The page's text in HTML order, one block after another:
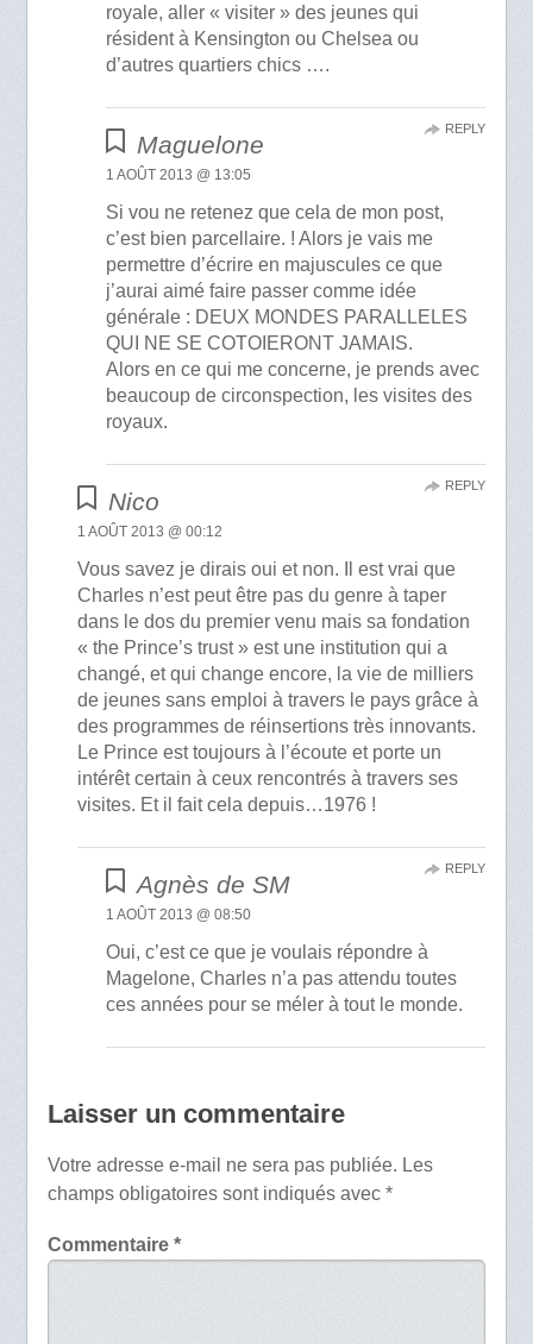
royale, aller « visiter » des jeunes qui
résident à Kensington ou Chelsea ou
d’autres quartiers chics ….
Maguelone
1 AOÛT 2013 @ 13:05
Si vou ne retenez que cela de mon post,
c’est bien parcellaire. ! Alors je vais me
permettre d’écrire en majuscules ce que
j’aurai aimé faire passer comme idée
générale : DEUX MONDES PARALLELES
QUI NE SE COTOIERONT JAMAIS.
Alors en ce qui me concerne, je prends avec
beaucoup de circonspection, les visites des
royaux.
REPLY
Nico
1 AOÛT 2013 @ 00:12
Vous savez je dirais oui et non. Il est vrai que
Charles n’est peut être pas du genre à taper
dans le dos du premier venu mais sa fondation
« the Prince’s trust » est une institution qui a
changé, et qui change encore, la vie de milliers
de jeunes sans emploi à travers le pays grâce à
des programmes de réinsertions très innovants.
Le Prince est toujours à l’écoute et porte un
intérêt certain à ceux rencontrés à travers ses
visites. Et il fait cela depuis…1976 !
REPLY
Agnès de SM
1 AOÛT 2013 @ 08:50
Oui, c’est ce que je voulais répondre à
Magelone, Charles n’a pas attendu toutes
ces années pour se méler à tout le monde.
REPLY
Laisser un commentaire
Votre adresse e-mail ne sera pas publiée. Les
champs obligatoires sont indiqués avec *
Commentaire *